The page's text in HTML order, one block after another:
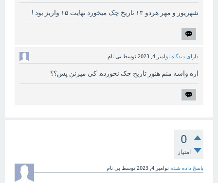
شهریور و مهر هردو ۱۳ تاریخ چک میخورد نهایت ۱۵ واریز بود !
دارای دیدگاه نوامبر 4, 2023 توسط بی نام
اره واسه منم هنوز تاریخ چک نخورده. کی میزنن پس؟؟
0
امتیاز
پاسخ داده شده نوامبر 4, 2023 توسط بی نام